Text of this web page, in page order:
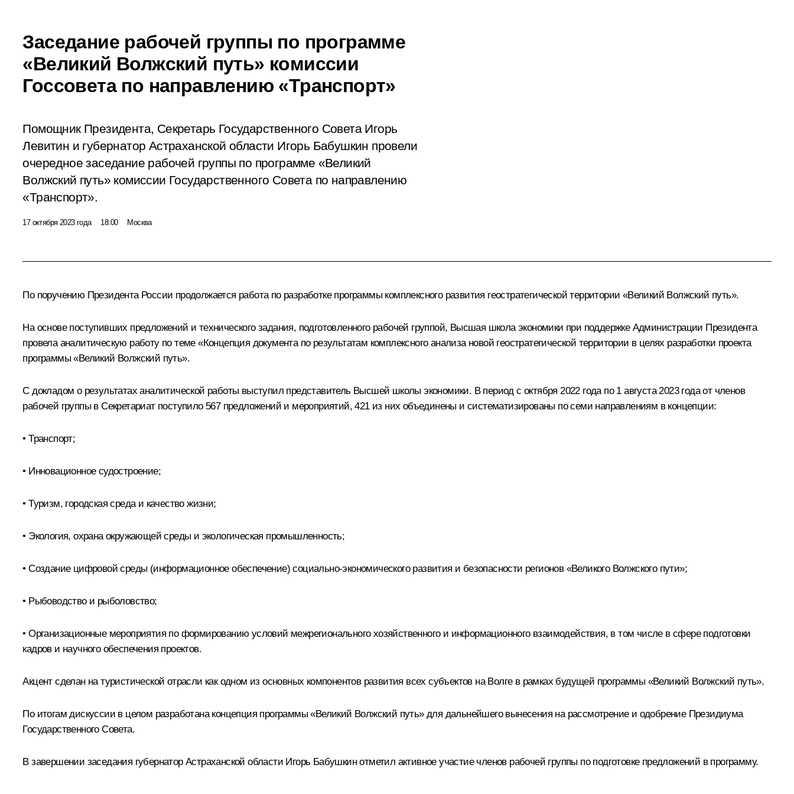
Заседание рабочей группы по программе
«Великий Волжский путь» комиссии
Госсовета по направлению «Транспорт»
Помощник Президента, Секретарь Государственного Совета Игорь
Левитин и губернатор Астраханской области Игорь Бабушкин провели
очередное заседание рабочей группы по программе «Великий
Волжский путь» комиссии Государственного Совета по направлению
«Транспорт».
17 октября 2023 года 18:00 Москва
По поручению Президента России продолжается работа по разработке программы комплексного развития геостратегической территории «Великий Волжский путь».
На основе поступивших предложений и технического задания, подготовленного рабочей группой, Высшая школа экономики при поддержке Администрации Президента
провела аналитическую работу по теме «Концепция документа по результатам комплексного анализа новой геостратегической территории в целях разработки проекта
программы «Великий Волжский путь».
С докладом о результатах аналитической работы выступил представитель Высшей школы экономики. В период с октября 2022 года по 1 августа 2023 года от членов
рабочей группы в Секретариат поступило 567 предложений и мероприятий, 421 из них объединены и систематизированы по семи направлениям в концепции:
• Транспорт;
• Инновационное судостроение;
• Туризм, городская среда и качество жизни;
• Экология, охрана окружающей среды и экологическая промышленность;
• Создание цифровой среды (информационное обеспечение) социально-экономического развития и безопасности регионов «Великого Волжского пути»;
• Рыбоводство и рыболовство;
• Организационные мероприятия по формированию условий межрегионального хозяйственного и информационного взаимодействия, в том числе в сфере подготовки
кадров и научного обеспечения проектов.
Акцент сделан на туристической отрасли как одном из основных компонентов развития всех субъектов на Волге в рамках будущей программы «Великий Волжский путь».
По итогам дискуссии в целом разработана концепция программы «Великий Волжский путь» для дальнейшего вынесения на рассмотрение и одобрение Президиума
Государственного Совета.
В завершении заседания губернатор Астраханской области Игорь Бабушкинотметил активное участие членов рабочей группы по подготовке предложений в программу.